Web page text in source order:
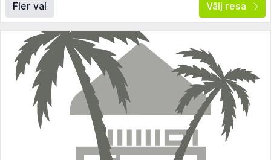
Fler val Välj resa